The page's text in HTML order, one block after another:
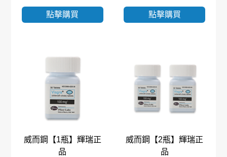
點擊購買 點擊購買
威而鋼【1瓶】輝瑞正
品
威而鋼【2瓶】輝瑞正
品